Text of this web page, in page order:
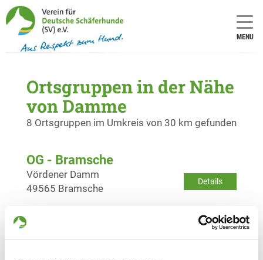
MENU
Ortsgruppen in der Nähe
von Damme
8 Ortsgruppen im Umkreis von 30 km gefunden
OG - Bramsche
Details
Vördener Damm
49565 Bramsche
Ickerweg 71